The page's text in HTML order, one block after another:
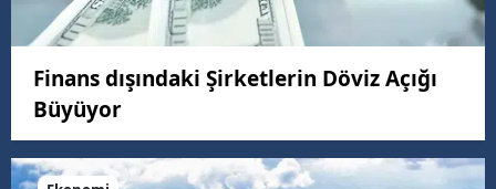
Finans dışındaki Şirketlerin Döviz Açığı
Büyüyor